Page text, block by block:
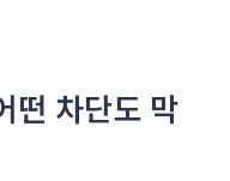
떤 차단도 막